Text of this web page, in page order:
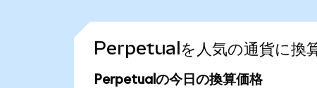
Perpetualを人気の通貨に換
Perpetualの今日の換算価格